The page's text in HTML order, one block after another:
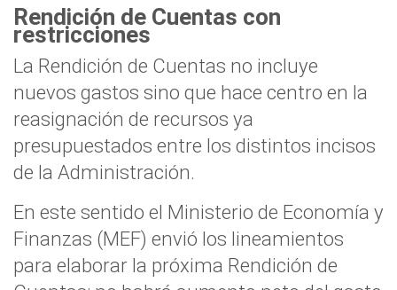
Rendición de Cuentas con
restricciones
La Rendición de Cuentas no incluye
nuevos gastos sino que hace centro en la
reasignación de recursos ya
presupuestados entre los distintos incisos
de la Administración.
En este sentido el Ministerio de Economía y
Finanzas (MEF) envió los lineamientos
para elaborar la próxima Rendición de